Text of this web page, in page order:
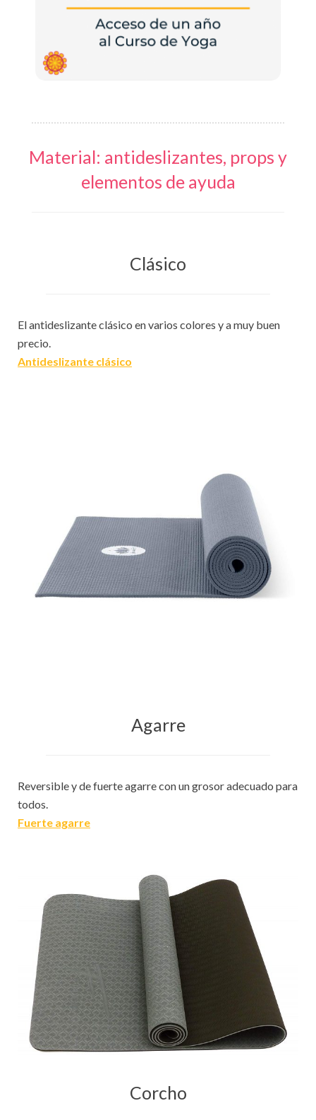
Material: antideslizantes, props y
elementos de ayuda
Clásico
El antideslizante clásico en varios colores y a muy buen
precio.
Antideslizante clásico
Agarre
Reversible y de fuerte agarre con un grosor adecuado para
todos.
Fuerte agarre
Corcho